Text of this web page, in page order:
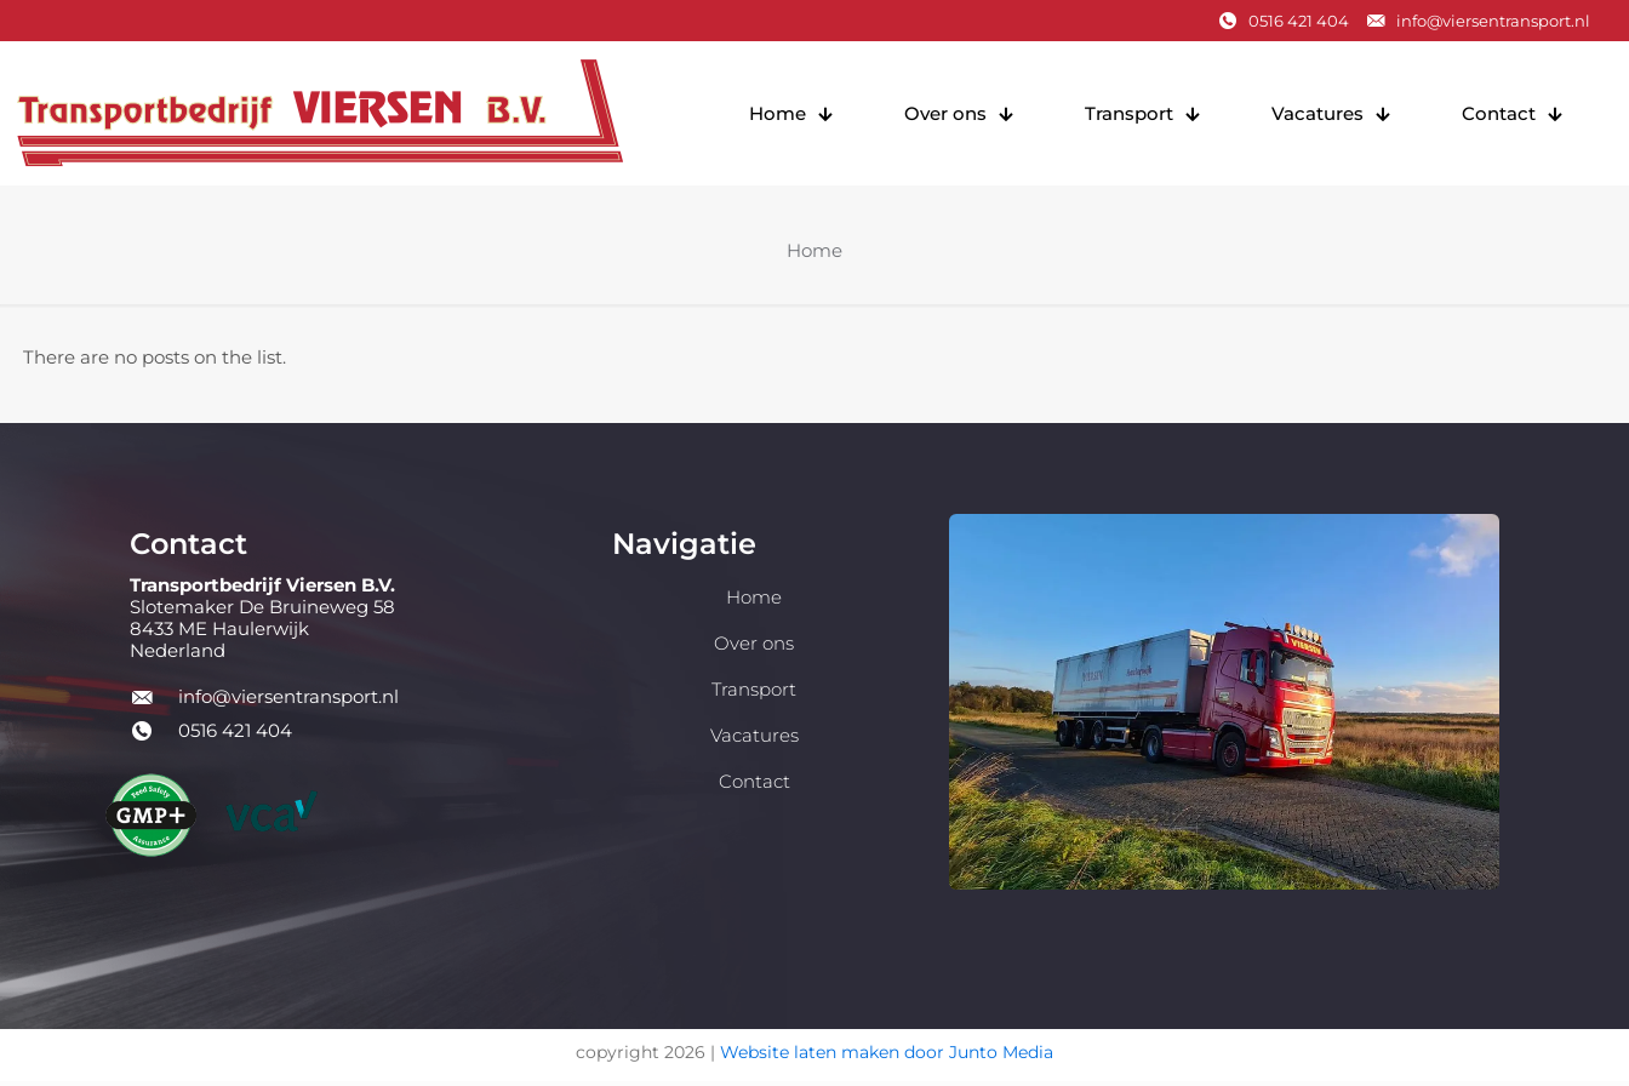
0516 421 404 info@viersentransport.nl
Home Over ons Transport Vacatures Contact
Home
There are no posts on the list.
Contact
Transportbedrijf Viersen B.V.
Slotemaker De Bruineweg 58
8433 ME Haulerwijk
Nederland
info@viersentransport.nl
0516 421 404
Navigatie
Home
Over ons
Transport
Vacatures
Contact
copyright 2026 | Website laten maken door Junto Media